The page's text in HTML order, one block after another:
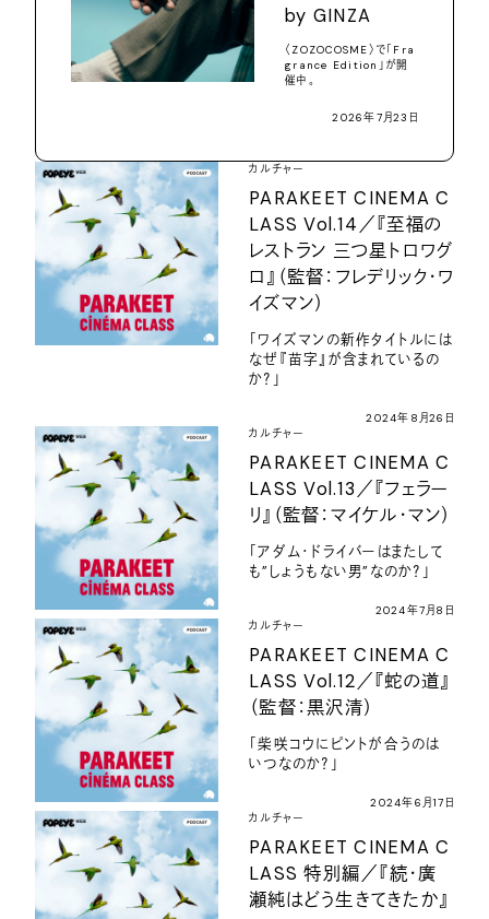
by GINZA
〈ZOZOCOSME〉で「Fra
grance Edition」が開
催中。
2026年7月23日
カルチャー
PARAKEET CINEMA C
LASS Vol.14／『至福の
レストラン 三つ星トロワグ
ロ』（監督：フレデリック・ワ
イズマン）
「ワイズマンの新作タイトルには
なぜ『苗字』が含まれているの
か？」
2024年8月26日
カルチャー
PARAKEET CINEMA C
LASS Vol.13／『フェラー
リ』（監督：マイケル・マン）
「アダム・ドライバーはまたして
も”しょうもない男”なのか？」
2024年7月8日
カルチャー
PARAKEET CINEMA C
LASS Vol.12／『蛇の道』
（監督：黒沢清）
「柴咲コウにピントが合うのは
いつなのか？」
2024年6月17日
カルチャー
PARAKEET CINEMA C
LASS 特別編／『続・廣
瀬純はどう生きてきたか』